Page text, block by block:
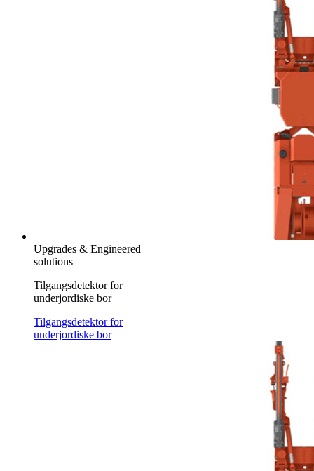
Upgrades & Engineered
solutions
Tilgangsdetektor for
underjordiske bor
Tilgangsdetektor for
underjordiske bor